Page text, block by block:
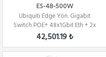
ES-48-500W
Ubiquiti Edge Yön. Gigabit
Switch POE+ 48x1Gbit Eth + 2x
SFP + 2x ...
42,501.19 ₺